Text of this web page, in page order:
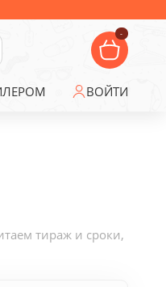
-
ВОЙТИ
тираж и сроки,